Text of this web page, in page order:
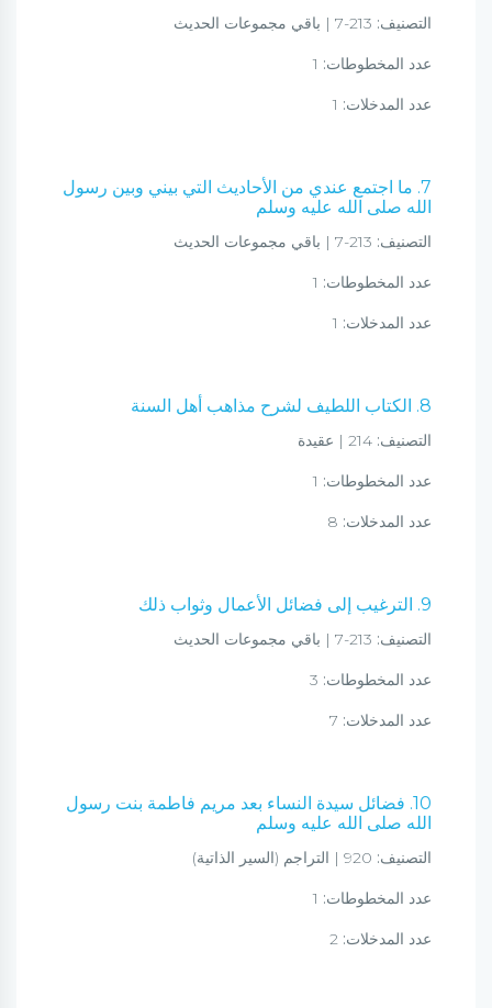
التصنيف:
عدد المخطوطات:
عدد المدخلات:
7. ما اجتمع عندي من الأحاديث التي بيني وبين رسول
الله صلى الله عليه وسلم
التصنيف:
عدد المخطوطات:
عدد المدخلات:
8. الكتاب اللطيف لشرح مذاهب أهل السنة
التصنيف:
عدد المخطوطات:
عدد المدخلات:
9. الترغيب إلى فضائل الأعمال وثواب ذلك
التصنيف:
عدد المخطوطات:
عدد المدخلات:
10. فضائل سيدة النساء بعد مريم فاطمة بنت رسول
الله صلى الله عليه وسلم
التصنيف:
عدد المخطوطات:
عدد المدخلات: